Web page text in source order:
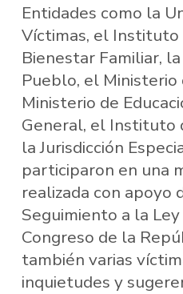
Entidades como la
Víctimas, el Instituto
Bienestar Familiar,
Pueblo, el Ministerio
Ministerio de
General, el Instituto
la Jurisdicción
participaron en una
realizada con apoyo
Seguimiento a la
Congreso de la
también varias
inquietudes y